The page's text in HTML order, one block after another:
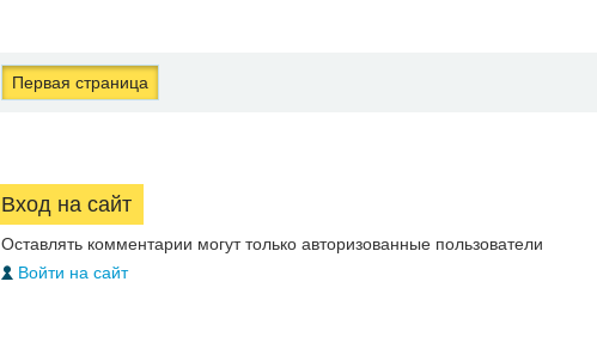
Первая страница
Вход на сайт
Оставлять комментарии могут только авторизованные пользователи
Войти на сайт